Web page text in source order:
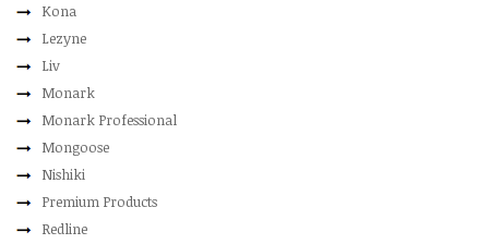
Kona
Lezyne
Liv
Monark
Monark Professional
Mongoose
Nishiki
Premium Products
Redline